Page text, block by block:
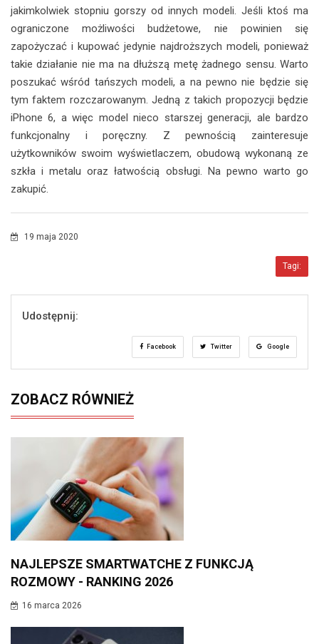
jakimkolwiek stopniu gorszy od innych modeli. Jeśli ktoś ma
ograniczone możliwości budżetowe, nie powinien się
zapożyczać i kupować jedynie najdroższych modeli, ponieważ
takie działanie nie ma na dłuższą metę żadnego sensu. Warto
poszukać wśród tańszych modeli, a na pewno nie będzie się
tym faktem rozczarowanym. Jedną z takich propozycji będzie
iPhone 6, a więc model nieco starszej generacji, ale bardzo
funkcjonalny i poręczny. Z pewnością zainteresuje
użytkowników swoim wyświetlaczem, obudową wykonaną ze
szkła i metalu oraz łatwością obsługi. Na pewno warto go
zakupić.
19 maja 2020
Tagi:
Udostępnij:
Facebook Twitter Google
ZOBACZ RÓWNIEŻ
NAJLEPSZE SMARTWATCHE Z FUNKCJĄ
ROZMOWY - RANKING 2026
16 marca 2026